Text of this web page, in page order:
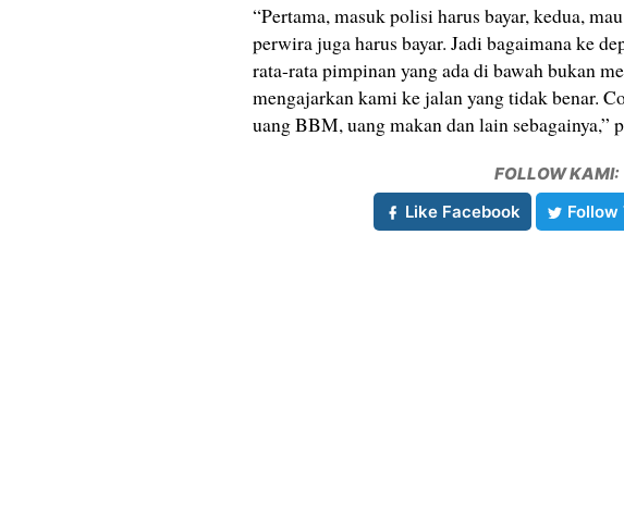
“Pertama, masuk polisi harus bayar, kedua,
perwira juga harus bayar. Jadi bagaimana ke
rata-rata pimpinan yang ada di bawah bukan
mengajarkan kami ke jalan yang tidak benar.
uang BBM, uang makan dan lain sebagainya,”
FOLLOW KAMI:
Like Facebook